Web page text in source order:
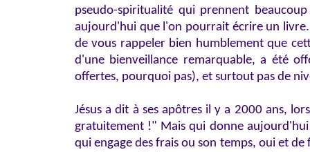
pseudo-spiritualité qui prennent
aujourd'hui que l'on pourrait écrire un
de vous rappeler bien humblement que
d'une bienveillance remarquable, a été
offertes, pourquoi pas), et surtout pas de
Jésus a dit à ses apôtres il y a 2000 ans,
gratuitement !" Mais qui donne
qui engage des frais ou son temps, oui et